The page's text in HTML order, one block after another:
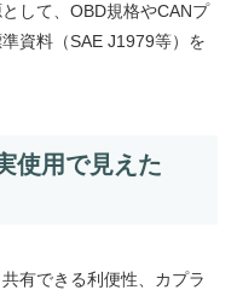
して、OBD規格やCANプ
資料（SAE J1979等）を
使用で見えた
有できる利便性、カプラ